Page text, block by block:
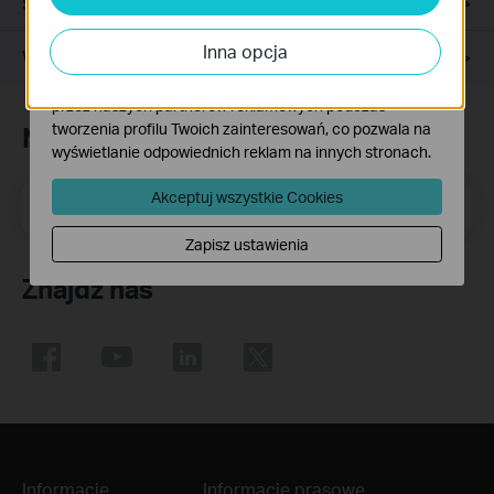
Wsparcie
Newsletter
Adres e-mail Zapisz się
Znajdź nas
Informacje Informacje prasowe
Inna opcja
Analiza - Te pliki Cookies są wykorzystywane w celu
analizy ruchu na naszej stronie, co umożliwia poprawę i
dostosowanie wyświetlanych treści.
przez naszych partnerów reklamowych podczas
tworzenia profilu Twoich zainteresowań, co pozwala na
wyświetlanie odpowiednich reklam na innych stronach.
Akceptuj wszystkie Cookies
Zapisz ustawienia